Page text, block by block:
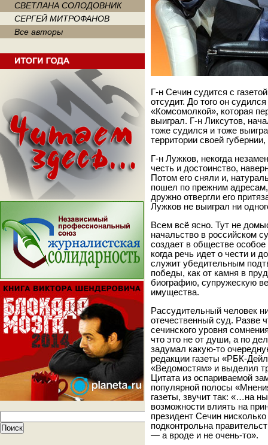
СВЕТЛАНА СОЛОДОВНИК
СЕРГЕЙ МИТРОФАНОВ
Все авторы
Г-н Сечин судится с
отсудит. До того он
«Комсомолкой», которая
выиграл. Г-н Ликсутов,
тоже судился и тоже
территории своей
Г-н Лужков, некогда
честь и достоинство,
Потом его сняли и,
пошел по прежним
дружно отвергли его
Лужков не выиграл ни
Всем всё ясно. Тут не
начальство в российском
создает в обществе
когда речь идет о чести и
служит убедительным
победы, как от камня в
биографию, супружескую
имущества.
Рассудительный человек
отечественный суд. Разве
сечинского уровня
что это не от души, а по
задумал какую-то
редакции газеты «РБК-
«Ведомостям» и выделил
Цитата из оспариваемой
популярной полосы
газеты, звучит так: «…на
возможности влиять на
президент Сечин
подконтрольна
— а вроде и не очень-то».